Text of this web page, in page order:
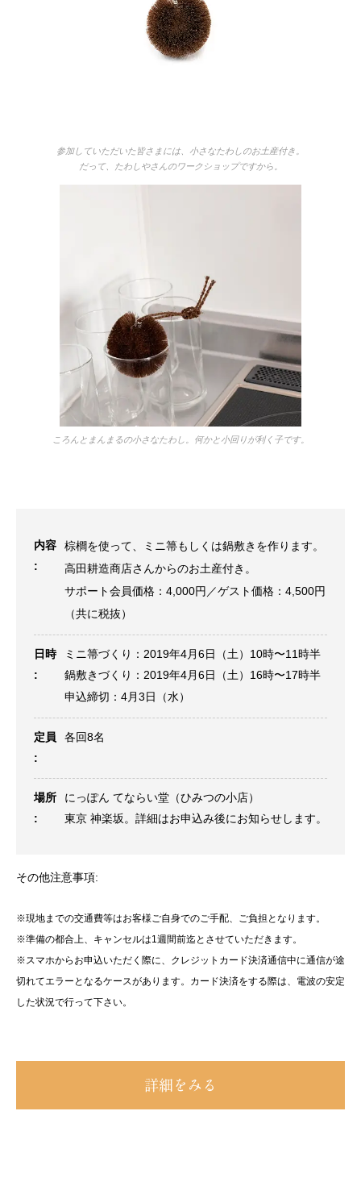
参加していただいた皆さまには、小さなたわしのお土産付き。
だって、たわしやさんのワークショップですから。
ころんとまんまるの小さなたわし。何かと小回りが利く子です。
内容
:
棕櫚を使って、ミニ箒もしくは鍋敷きを作ります。
高田耕造商店さんからのお土産付き。
サポート会員価格：4,000円／ゲスト価格：4,500円
（共に税抜）
日時
:
ミニ箒づくり：2019年4月6日（土）10時〜11時半
鍋敷きづくり：2019年4月6日（土）16時〜17時半
申込締切：4月3日（水）
定員
:
各回8名
場所
:
にっぽん てならい堂（ひみつの小店）
東京 神楽坂。詳細はお申込み後にお知らせします。
その他注意事項:
※現地までの交通費等はお客様ご自身でのご手配、ご負担となります。
※準備の都合上、キャンセルは1週間前迄とさせていただきます。
※スマホからお申込いただく際に、クレジットカード決済通信中に通信が途
切れてエラーとなるケースがあります。カード決済をする際は、電波の安定
した状況で行って下さい。
詳細をみる